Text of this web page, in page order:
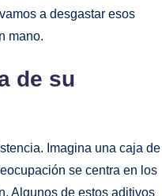
a desgastar esos
mano.
de⁣ su
‍Imagina una caja de
se centra en los
Algunos​ de estos aditivos